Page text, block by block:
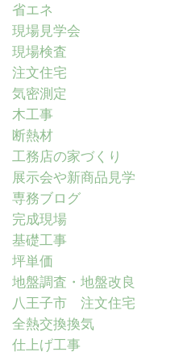
省エネ
現場見学会
現場検査
注文住宅
気密測定
木工事
断熱材
工務店の家づくり
展示会や新商品見学
専務ブログ
完成現場
基礎工事
坪単価
地盤調査・地盤改良
八王子市 注文住宅
全熱交換換気
仕上げ工事